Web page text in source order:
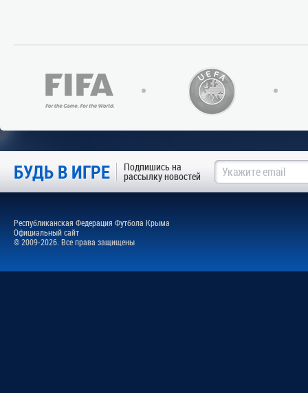
БУДЬ В ИГРЕ Подпишись на
рассылку новостей
Республиканская Федерация Футбола Крыма
Официальный сайт
© 2009-2026. Все права защищены